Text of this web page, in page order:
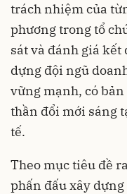
trách nhiệm của
phương trong tổ
sát và đánh giá kết
dựng đội ngũ
vững mạnh, có
thần đổi mới sáng
tế.
Theo mục tiêu đề
phấn đấu xây